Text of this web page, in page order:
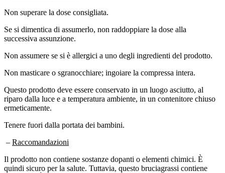
Non superare la dose consigliata.
Se si dimentica di assumerlo, non raddoppiare la dose alla
successiva assunzione.
Non assumere se si è allergici a uno degli ingredienti del prodotto.
Non masticare o sgranocchiare; ingoiare la compressa intera.
Questo prodotto deve essere conservato in un luogo asciutto, al
riparo dalla luce e a temperatura ambiente, in un contenitore chiuso
ermeticamente.
Tenere fuori dalla portata dei bambini.
– Raccomandazioni
Il prodotto non contiene sostanze dopanti o elementi chimici. È
quindi sicuro per la salute. Tuttavia, questo bruciagrassi contiene